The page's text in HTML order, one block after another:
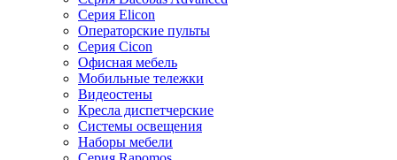
Серия Elicon
Операторские пульты
Серия Cicon
Офисная мебель
Мобильные тележки
Видеостены
Кресла диспетчерские
Системы освещения
Наборы мебели